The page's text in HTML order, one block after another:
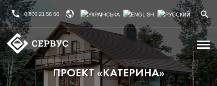
0 800 21 56 56
ПРОЕКТ «КАТЕРИНА»